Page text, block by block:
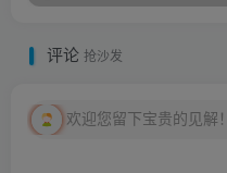
评论 抢沙发
欢迎您留下宝贵的见解！